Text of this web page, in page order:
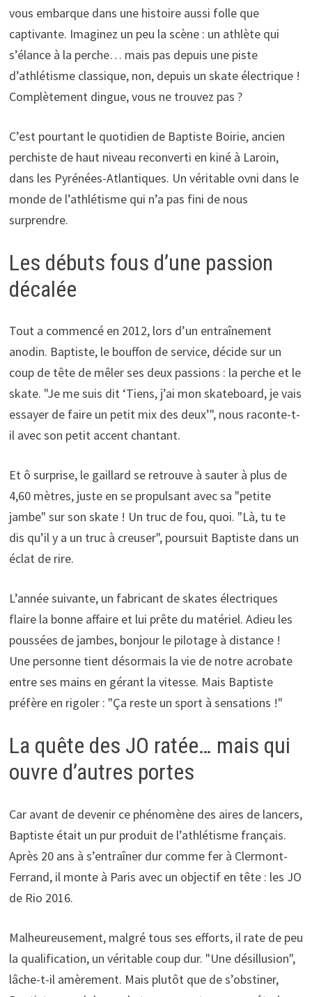
vous embarque dans une histoire aussi folle que
captivante. Imaginez un peu la scène : un athlète qui
s’élance à la perche… mais pas depuis une piste
d’athlétisme classique, non, depuis un skate électrique !
Complètement dingue, vous ne trouvez pas ?
C’est pourtant le quotidien de Baptiste Boirie, ancien
perchiste de haut niveau reconverti en kiné à Laroin,
dans les Pyrénées-Atlantiques. Un véritable ovni dans le
monde de l’athlétisme qui n’a pas fini de nous
surprendre.
Les débuts fous d’une passion
décalée
Tout a commencé en 2012, lors d’un entraînement
anodin. Baptiste, le bouffon de service, décide sur un
coup de tête de mêler ses deux passions : la perche et le
skate. "Je me suis dit ‘Tiens, j’ai mon skateboard, je vais
essayer de faire un petit mix des deux’", nous raconte-t-
il avec son petit accent chantant.
Et ô surprise, le gaillard se retrouve à sauter à plus de
4,60 mètres, juste en se propulsant avec sa "petite
jambe" sur son skate ! Un truc de fou, quoi. "Là, tu te
dis qu’il y a un truc à creuser", poursuit Baptiste dans un
éclat de rire.
L’année suivante, un fabricant de skates électriques
flaire la bonne affaire et lui prête du matériel. Adieu les
poussées de jambes, bonjour le pilotage à distance !
Une personne tient désormais la vie de notre acrobate
entre ses mains en gérant la vitesse. Mais Baptiste
préfère en rigoler : "Ça reste un sport à sensations !"
La quête des JO ratée… mais qui
ouvre d’autres portes
Car avant de devenir ce phénomène des aires de lancers,
Baptiste était un pur produit de l’athlétisme français.
Après 20 ans à s’entraîner dur comme fer à Clermont-
Ferrand, il monte à Paris avec un objectif en tête : les JO
de Rio 2016.
Malheureusement, malgré tous ses efforts, il rate de peu
la qualification, un véritable coup dur. "Une désillusion",
lâche-t-il amèrement. Mais plutôt que de s’obstiner,